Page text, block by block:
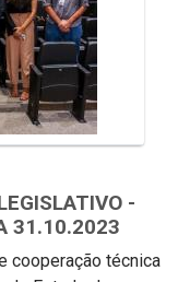
-
31.10.2023
cooperação técnica